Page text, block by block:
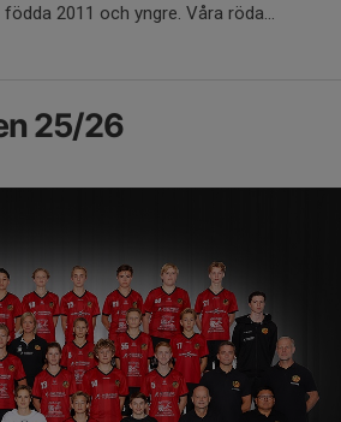
2011 och yngre. Våra röda...
25/26